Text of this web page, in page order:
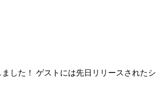
した！ ゲストには先日リリースされた